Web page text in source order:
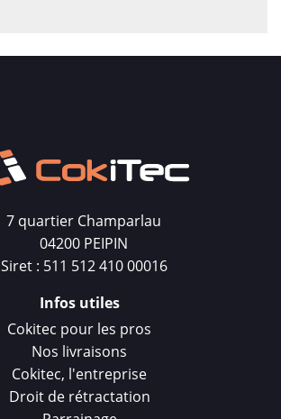
7 quartier Champarlau
04200 PEIPIN
Siret : 511 512 410 00016
Infos utiles
Cokitec pour les pros
Nos livraisons
Cokitec, l'entreprise
Droit de rétractation